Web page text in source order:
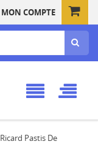
MON COMPTE
Ricard Pastis De